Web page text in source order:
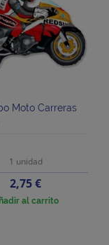
Moto Carreras
1 unidad
Precio
2,75 €
al carrito